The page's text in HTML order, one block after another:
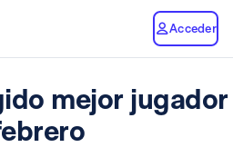
Acceder
mejor jugador